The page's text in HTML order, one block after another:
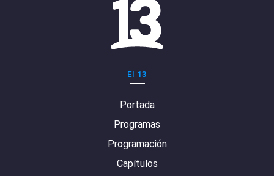
El 13
Portada
Programas
Programación
Capítulos